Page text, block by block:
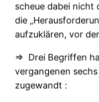
scheue dabei nicht
die
aufzuklären, vor
⇒ Drei Begriffen
vergangenen
zugewandt :